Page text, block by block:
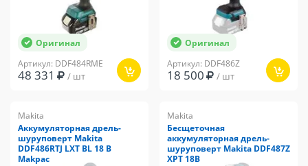
Оригинал
Артикул: DDF484RME
48 331 / шт
Оригинал
Артикул: DDF486Z
18 500 / шт
Makita
Аккумуляторная дрель-
шуруповерт Makita
DDF486RTJ LXT BL 18 В
Makpac
Makita
Бесщеточная
аккумуляторная дрель-
шуруповерт Makita DDF487Z
XPT 18В